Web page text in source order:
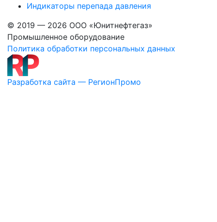
Индикаторы перепада давления
© 2019 — 2026 ООО «Юнитнефтегаз»
Промышленное оборудование
Политика обработки персональных данных
Разработка сайта — РегионПромо